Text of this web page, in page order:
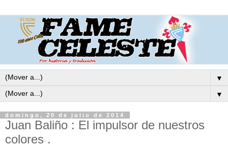
▼
▼
domingo, 20 de julio de 2014
Juan Baliño : El impulsor de nuestros
colores .